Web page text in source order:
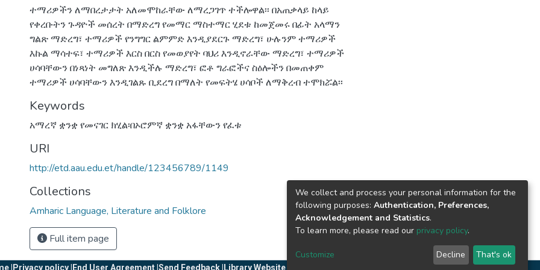
ተማሪዎችን ለማበረታታት አለመሞከራቸው ለማረጋገጥ ተችሎዋል፡፡ በአጠቃላይ ከላይ
የቀረቡትን ጉዳዮች መሰረት በማድረግ የመማር ማስተማር ሂደቱ ከመጀመሩ በፊት አላማን
ግልጽ ማድረግ፣ ተማሪዎች የንግግር ልምምድ እንዲያደርጉ ማድረግ፣ ሁሉንም ተማሪዎች
እኩል ማሳተፍ፣ ተማሪዎች እርስ በርስ የመወያየት ባህሪ እንዲኖራቸው ማድረግ፣ ተማሪዎች
ሀሳባቸውን በነጻነት መግለጽ እንዲችሉ ማድረግ፣ ፎቶ ግራፎችና ስዕሎችን በመጠቀም
ተማሪዎች ሀሳባቸውን እንዲገልጹ ቢደረግ በማለት የመፍትሄ ሀሳቦች ለማቅረብ ተሞክሯል፡፡
Keywords
አማረኛ ቋንቋ የመናገር ክሂል፡በኦሮምኛ ቋንቋ አፋቸውን የፈቱ
URI
http://etd.aau.edu.et/handle/123456789/1149
Collections
Amharic Language, Literature and Folklore
Full item page
| Privacy policy | End User Agreement | Send Feedback | Library Website
We collect and process your personal information for the
following purposes: Authentication, Preferences,
Acknowledgement and Statistics.
To learn more, please read our privacy policy.
Customize Decline That's ok